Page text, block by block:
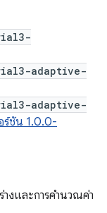
adaptive-
adaptive-
ร์ชัน 1.0.0-
างและการคำนวณค่า